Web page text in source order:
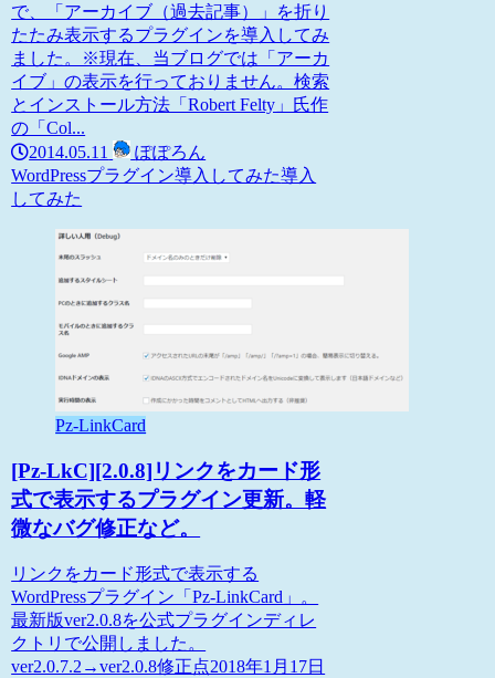
で、「アーカイブ（過去記事）」を折り
たたみ表示するプラグインを導入してみ
ました。※現在、当ブログでは「アーカ
イブ」の表示を行っておりません。検索
とインストール方法「Robert Felty」氏作
の「Col...
2014.05.11
ぽぽろん
WordPressプラグイン導入してみた導入
してみた
Pz-LinkCard
[Pz-LkC][2.0.8]リンクをカード形
式で表示するプラグイン更新。軽
微なバグ修正など。
リンクをカード形式で表示する
WordPressプラグイン「Pz-LinkCard」。
最新版ver2.0.8を公式プラグインディレ
クトリで公開しました。
ver2.0.7.2→ver2.0.8修正点2018年1月17日